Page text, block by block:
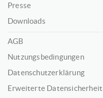
Presse
Downloads
AGB
Nutzungsbedingungen
Datenschutzerklärung
Erweiterte Datensicherheit